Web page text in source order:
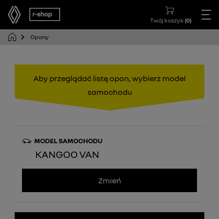
Twój koszyk (0)
Opony
Aby przeglądać listę opon, wybierz model
samochodu
MODEL SAMOCHODU
KANGOO VAN
Zmień